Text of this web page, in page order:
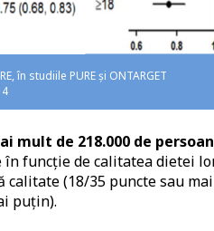
în studiile PURE și ONTARGET
mult de 218.000 de
funcție de calitatea dietei
calitate (18/35 puncte sau
puțin).